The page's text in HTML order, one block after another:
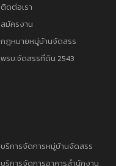
ติดต่อเรา
สมัครงาน
กฎหมายหมู่บ้านจัดสรร
พรบ.จัดสรรที่ดิน 2543
บริการจัดการหมู่บ้านจัดสรร
บริการจัดการอาคารสำนักงาน